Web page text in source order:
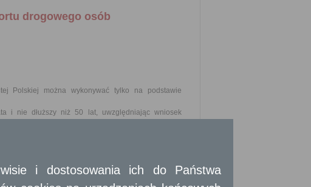
drogowego osób
Polskiej można wykonywać tylko na podstawie
i nie dłuższy niż 50 lat, uwzględniając wniosek
lub osoby zarządzającej transportem
osób.
i dostosowania ich do Państwa